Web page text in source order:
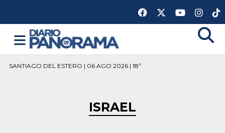
SANTIAGO DEL ESTERO | 06 AGO 2026 | 18º
ISRAEL